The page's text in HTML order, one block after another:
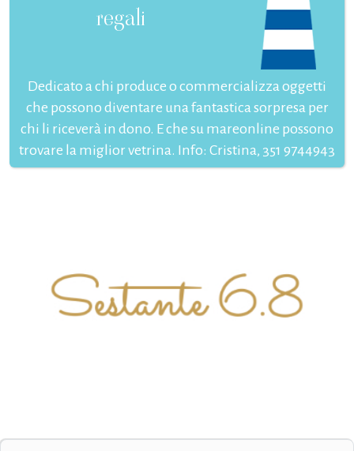
regali
Dedicato a chi produce o commercializza oggetti
che possono diventare una fantastica sorpresa per
chi li riceverà in dono. E che su mareonline possono
trovare la miglior vetrina. Info: Cristina, 351 9744943